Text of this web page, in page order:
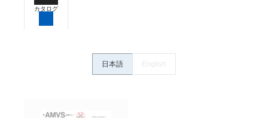
保できるよう設計されていること、および本製品が全
ていることを、必ず事前に確認してください。
ン事例は参考用ですので、ご採用に際しては機器・装
置の機能や安全性をご確認のうえご使用ください。・
ている可能性がありますがご容赦ください。
カタログ
日本語 English